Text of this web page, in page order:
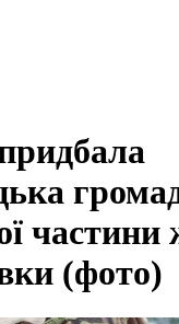
(фото)